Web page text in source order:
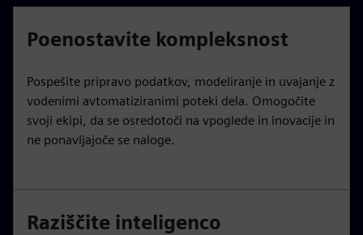
Poenostavite kompleksnost
Pospešite pripravo podatkov, modeliranje in uvajanje z
vodenimi avtomatiziranimi poteki dela. Omogočite
svoji ekipi, da se osredotoči na vpoglede in inovacije in
ne ponavljajoče se naloge.
Raziščite inteligenco